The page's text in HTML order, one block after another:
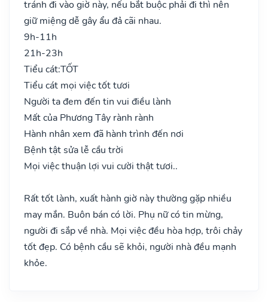
tránh đi vào giờ này, nếu bắt buộc phải đi thì nên
giữ miệng dễ gây ẩu đả cãi nhau.
9h-11h
21h-23h
Tiểu cát:TỐT
Tiểu cát mọi việc tốt tươi
Người ta đem đến tin vui điều lành
Mất của Phương Tây rành rành
Hành nhân xem đã hành trình đến nơi
Bệnh tật sửa lễ cầu trời
Mọi việc thuận lợi vui cười thật tươi..
Rất tốt lành, xuất hành giờ này thường gặp nhiều
may mắn. Buôn bán có lời. Phụ nữ có tin mừng,
người đi sắp về nhà. Mọi việc đều hòa hợp, trôi chảy
tốt đẹp. Có bệnh cầu sẽ khỏi, người nhà đều mạnh
khỏe.